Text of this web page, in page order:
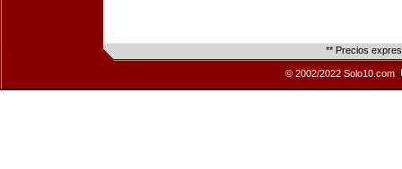
** Precios
© 2002/2022 Solo10.com